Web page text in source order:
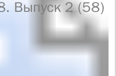
Выпуск 2 (58)